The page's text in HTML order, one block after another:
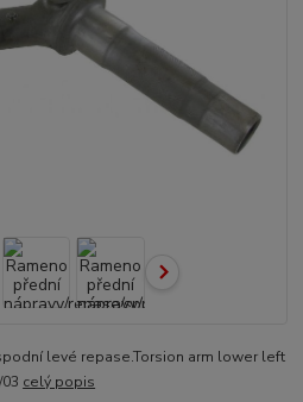
levé repase.Torsion arm lower left
celý popis